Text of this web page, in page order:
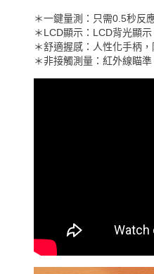
＊一鍵量測：只需0.5秒反
＊LCD顯示：LCD背光顯
＊舒適握感：人性化手柄
＊非接觸測量：紅外線瞄